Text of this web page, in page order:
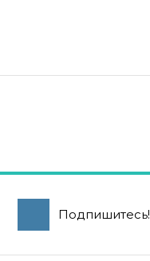
Подпишитесь!